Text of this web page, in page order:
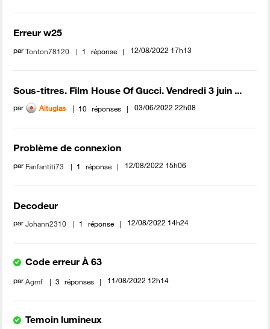
Erreur w25
parTonton78120 1 réponse ‎12/08/2022 17h13
Sous-titres. Film House Of Gucci. Vendredi 3 juin ...
par Altuglas 10 réponses ‎03/06/2022 22h08
Problème de connexion
par Fanfantiti73 1 réponse ‎12/08/2022 15h06
Decodeur
parJohann2310 1 réponse ‎12/08/2022 14h24
Code erreur À 63
parAgmf 3 réponses ‎11/08/2022 12h14
Temoin lumineux